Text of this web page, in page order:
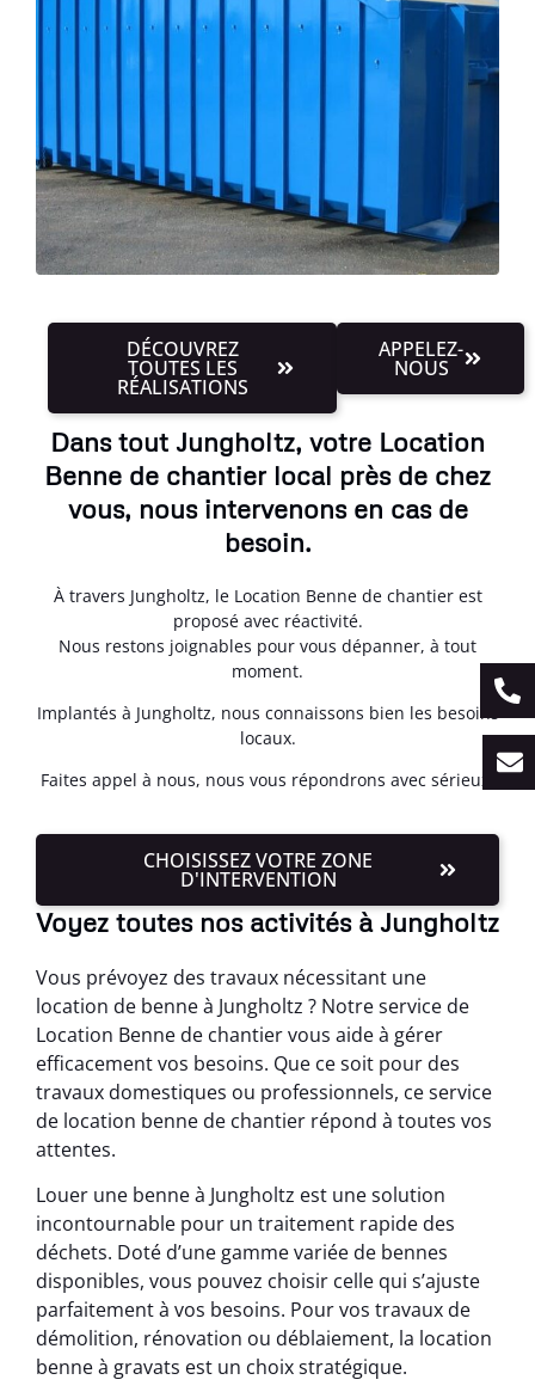
DÉCOUVREZ
TOUTES LES
RÉALISATIONS
APPELEZ-
NOUS
Dans tout Jungholtz, votre Location
Benne de chantier local près de chez
vous, nous intervenons en cas de
besoin.
À travers Jungholtz, le Location Benne de chantier est
proposé avec réactivité.
Nous restons joignables pour vous dépanner, à tout
moment.
Implantés à Jungholtz, nous connaissons bien les besoins
locaux.
Faites appel à nous, nous vous répondrons avec sérieux.
CHOISISSEZ VOTRE ZONE
D'INTERVENTION
Voyez toutes nos activités à Jungholtz
Vous prévoyez des travaux nécessitant une
location de benne à Jungholtz ? Notre service de
Location Benne de chantier vous aide à gérer
efficacement vos besoins. Que ce soit pour des
travaux domestiques ou professionnels, ce service
de location benne de chantier répond à toutes vos
attentes.
Louer une benne à Jungholtz est une solution
incontournable pour un traitement rapide des
déchets. Doté d’une gamme variée de bennes
disponibles, vous pouvez choisir celle qui s’ajuste
parfaitement à vos besoins. Pour vos travaux de
démolition, rénovation ou déblaiement, la location
benne à gravats est un choix stratégique.